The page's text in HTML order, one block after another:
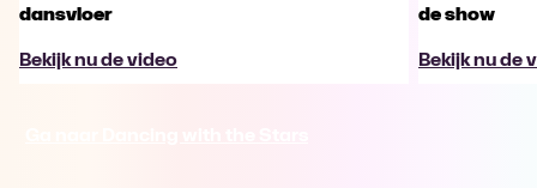
dansvloer
Bekijk nu de video
de show
Bekijk nu de